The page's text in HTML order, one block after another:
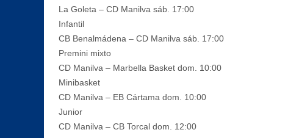
La Goleta – CD Manilva sáb. 17:00
Infantil
CB Benalmádena – CD Manilva sáb. 17:00
Premini mixto
CD Manilva – Marbella Basket dom. 10:00
Minibasket
CD Manilva – EB Cártama dom. 10:00
Junior
CD Manilva – CB Torcal dom. 12:00